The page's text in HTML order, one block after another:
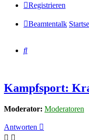
Registrieren
Beamtentalk
Suche
Kampfsport:
Moderator: Moderatoren
Antworten